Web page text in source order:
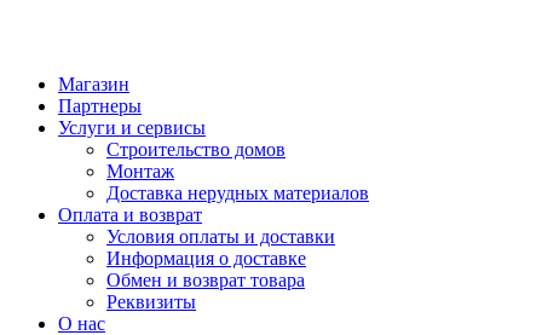
Магазин
Партнеры
Услуги и сервисы
Строительство домов
Монтаж
Доставка нерудных материалов
Оплата и возврат
Условия оплаты и доставки
Информация о доставке
Обмен и возврат товара
Реквизиты
О нас